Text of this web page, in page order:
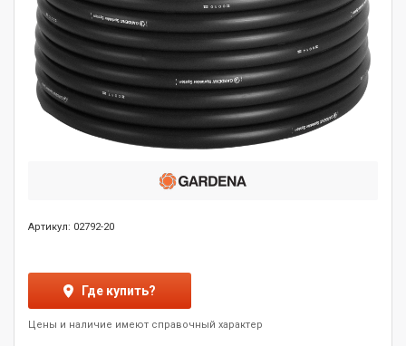
Артикул: 02792-20
Где купить?
Цены и наличие имеют справочный характер